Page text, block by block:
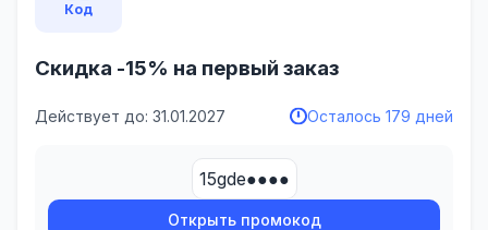
Код
Скидка -15% на первый заказ
Действует до: 31.01.2027 Осталось 179 дней
15gde●●●●
Открыть промокод